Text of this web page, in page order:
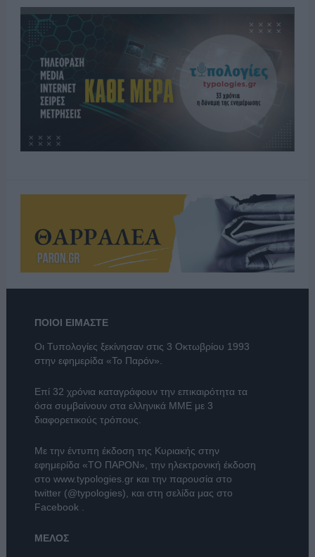
ΠΟΙΟΙ ΕΙΜΑΣΤΕ
Οι Τυπολογίες ξεκίνησαν στις 3 Οκτωβρίου 1993
στην εφημερίδα «Το Παρόν».
Επί 32 χρόνια καταγράφουν την επικαιρότητα τα
όσα συμβαίνουν στα ελληνικά ΜΜΕ με 3
διαφορετικούς τρόπους.
Με την έντυπη έκδοση της Κυριακής στην
εφημερίδα «ΤΟ ΠΑΡΟΝ», την ηλεκτρονική έκδοση
στο www.typologies.grκαι την παρουσία στο
twitter (@typologies), και στη σελίδα μας στο
Facebook .
ΜΕΛΟΣ